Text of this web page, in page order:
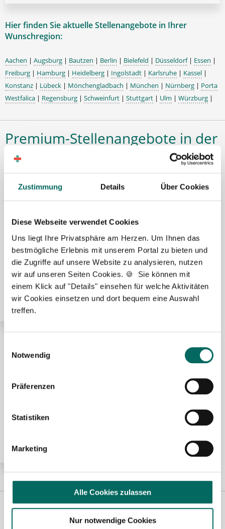
Zustimmung Details Über Cookies
Diese Webseite verwendet Cookies
Uns liegt Ihre Privatsphäre am Herzen. Um Ihnen das
bestmögliche Erlebnis mit unserem Portal zu bieten und
die Zugriffe auf unsere Website zu analysieren, nutzen
wir auf unseren Seiten Cookies. 🍪 Sie können mit
einem Klick auf "Details" einsehen für welche Aktivitäten
wir Cookies einsetzen und dort bequem eine Auswahl
treffen.
Notwendig
Präferenzen
Statistiken
Marketing
Alle Cookies zulassen
Nur notwendige Cookies
Hier finden Sie aktuelle Stellenangebote in Ihrer
Wunschregion:
Aachen | Augsburg | Bautzen | Berlin | Bielefeld | Düsseldorf| Essen |
Freiburg | Hamburg | Heidelberg | Ingolstadt | Karlsruhe | Kassel |
Konstanz | Lübeck | Mönchengladbach | München | Nürnberg | Porta
Westfalica | Regensburg | Schweinfurt | Stuttgart | Ulm | Würzburg |
Premium-Stellenangebote in der
Region Radolfzell:
Pharmazeutisch-technischer Assistent (PTA) (m/w/d)
in Voll- oder Teilzeit ab sofort in Konstanz
Pharmazeutisch-technischer Assistent (PTA) (m/w/d)
in Voll- oder Teilzeit ab sofort in Konstanz